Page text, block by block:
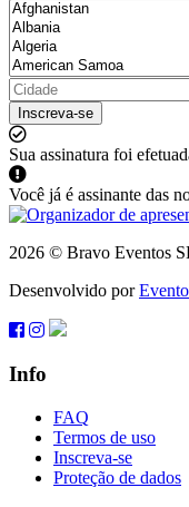
Inscreva-se
Sua assinatura foi
Você já é assinante das
2026 © Bravo Eventos
Desenvolvido por
Info
FAQ
Termos de uso
Inscreva-se
Proteção de dados